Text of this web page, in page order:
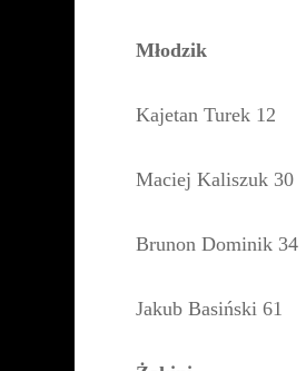
Młodzik
Kajetan Turek 12
Maciej Kaliszuk 30
Brunon Dominik 34
Jakub Basiński 61